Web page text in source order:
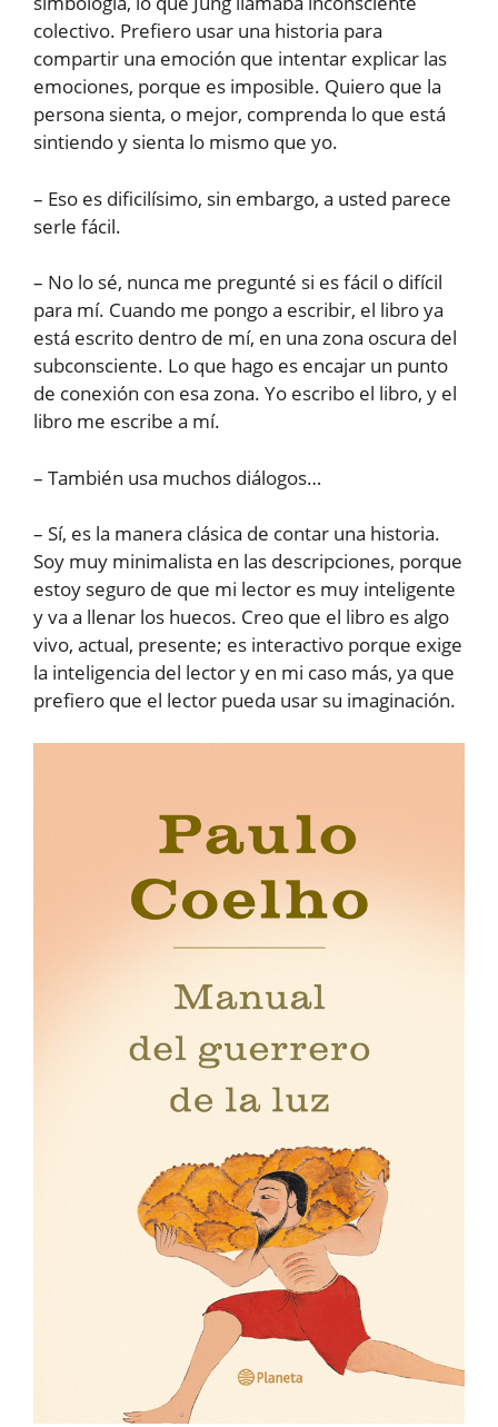
colectivo. Prefiero usar una historia para
compartir una emoción que intentar explicar las
emociones, porque es imposible. Quiero que la
persona sienta, o mejor, comprenda lo que está
sintiendo y sienta lo mismo que yo.
– Eso es dificilísimo, sin embargo, a usted parece
serle fácil.
– No lo sé, nunca me pregunté si es fácil o difícil
para mí. Cuando me pongo a escribir, el libro ya
está escrito dentro de mí, en una zona oscura del
subconsciente. Lo que hago es encajar un punto
de conexión con esa zona. Yo escribo el libro, y el
libro me escribe a mí.
– También usa muchos diálogos…
– Sí, es la manera clásica de contar una historia.
Soy muy minimalista en las descripciones, porque
estoy seguro de que mi lector es muy inteligente
y va a llenar los huecos. Creo que el libro es algo
vivo, actual, presente; es interactivo porque exige
la inteligencia del lector y en mi caso más, ya que
prefiero que el lector pueda usar su imaginación.